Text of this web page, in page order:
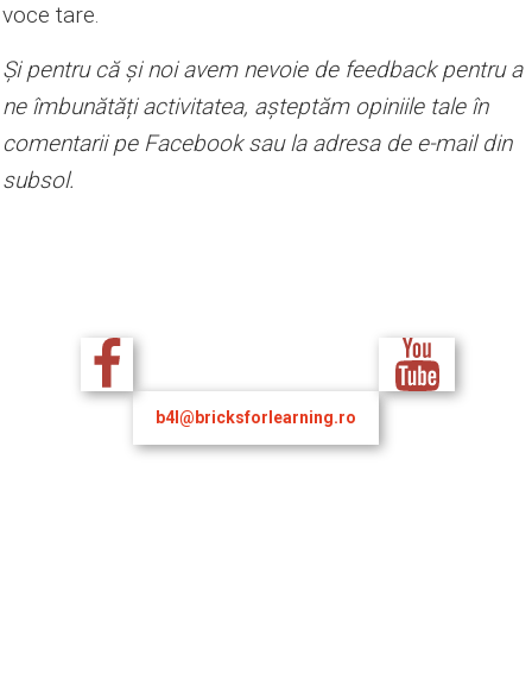
b4l@bricksforlearning.ro
voce tare.
Și pentru că și noi avem nevoie de feedback pentru a
ne îmbunătăți activitatea, așteptăm opiniile tale în
comentarii pe Facebook sau la adresa de e-mail din
subsol.